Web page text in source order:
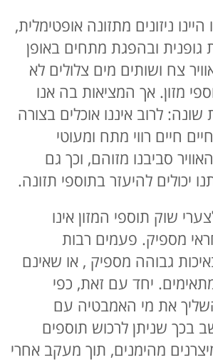
ניזונים מתזונה אופטימלית,
גופנית ובהפגת מתחים באופן
צח ושותים מים צלולים לא
מזון. אך המציאות בה אנו
שונה: לרוב איננו אוכלים בצורה
חיים רווי מתח ומעוטי
סביבנו מזוהם, וכך גם
יכולים להיעזר בתוספי תזונה.
שוק תוספי המזון אינו
מספיק. פעמים רבות
גבוהה מספיק , או שאינם
מתאימים. יחד עם זאת, כפי
את מי האמבטיה עם
בכך שניתן לרכוש תוספים
מהימנים, תוך מעקב אחרי